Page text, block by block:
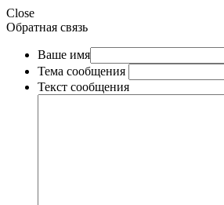
Close
Обратная связь
Ваше имя
Тема сообщения
Текст сообщения